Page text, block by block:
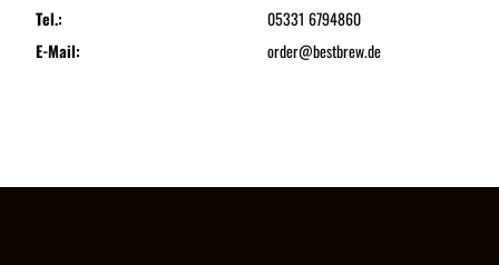
Tel.:
05331 6794860
E-Mail:
order@bestbrew.de